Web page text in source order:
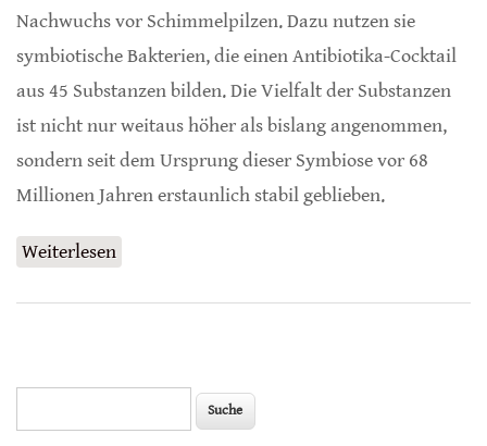
Nachwuchs vor Schimmelpilzen. Dazu nutzen sie
symbiotische Bakterien, die einen Antibiotika-Cocktail
aus 45 Substanzen bilden. Die Vielfalt der Substanzen
ist nicht nur weitaus höher als bislang angenommen,
sondern seit dem Ursprung dieser Symbiose vor 68
Millionen Jahren erstaunlich stabil geblieben.
Weiterlesen